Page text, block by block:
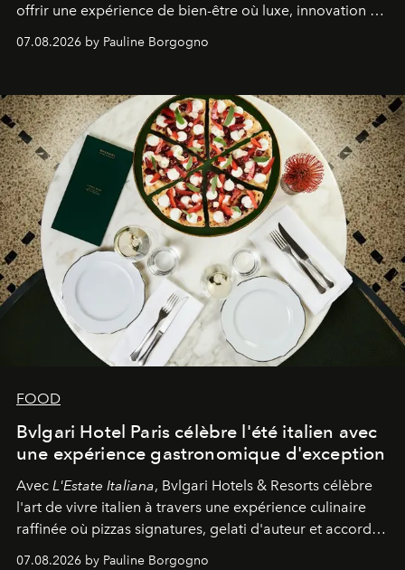
offrir une expérience de bien-être où luxe, innovation et
07.08.2026 by Pauline Borgogno
FOOD
Bvlgari Hotel Paris célèbre l'été italien avec
une expérience gastronomique d'exception
Avec L'Estate Italiana, Bvlgari Hotels & Resorts célèbre
l'art de vivre italien à travers une expérience culinaire
raffinée où pizzas signatures, gelati d'auteur et accords
07.08.2026 by Pauline Borgogno